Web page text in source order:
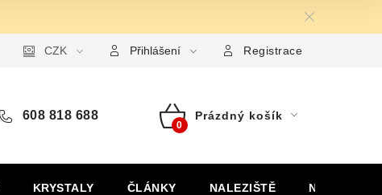
Formulář pro uplatnění reklamace Formulář pro odstoupení
CZK Přihlášení Registrace
608 818 688
Nákupní
Prázdný košík
KRYSTALY ČLÁNKY NALEZIŠTĚ NÁŠ PŘÍBĚH